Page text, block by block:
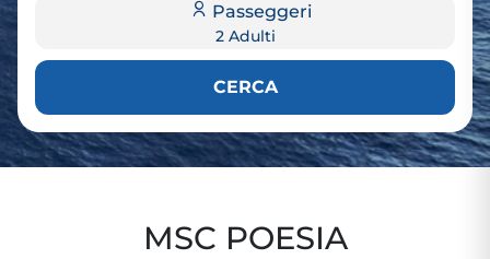
Passeggeri
2 Adulti
CERCA
MSC POESIA